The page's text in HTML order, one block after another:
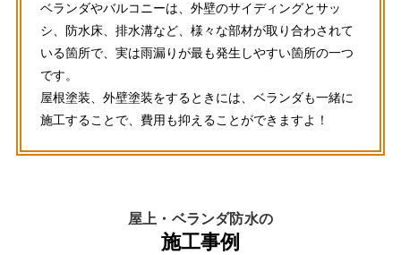
ベランダやバルコニーは、外壁のサイディングとサッ
シ、防水床、排水溝など、様々な部材が取り合わされて
いる箇所で、実は雨漏りが最も発生しやすい箇所の一つ
です。
屋根塗装、外壁塗装をするときには、ベランダも一緒に
施工することで、費用も抑えることができますよ！
屋上・ベランダ防水の
施工事例